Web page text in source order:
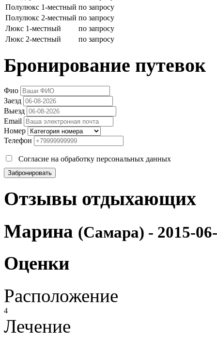
Полулюкс 1-местный по запросу
Полулюкс 2-местный по запросу
Люкс 1-местный
по запросу
Люкс 2-местный
по запросу
Бронирование путевок
Фио
Заезд
Выезд
Email
Номер
Телефон
Согласие на обработку персональных данных
Забронировать
Отзывы отдыхающих
Марина (Самара) - 2015-
Оценки
Расположение
4
Лечение